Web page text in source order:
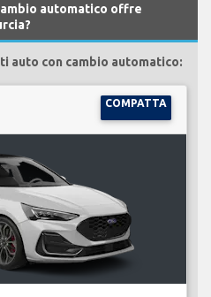
automatico offre
auto con cambio automatico:
COMPATTA